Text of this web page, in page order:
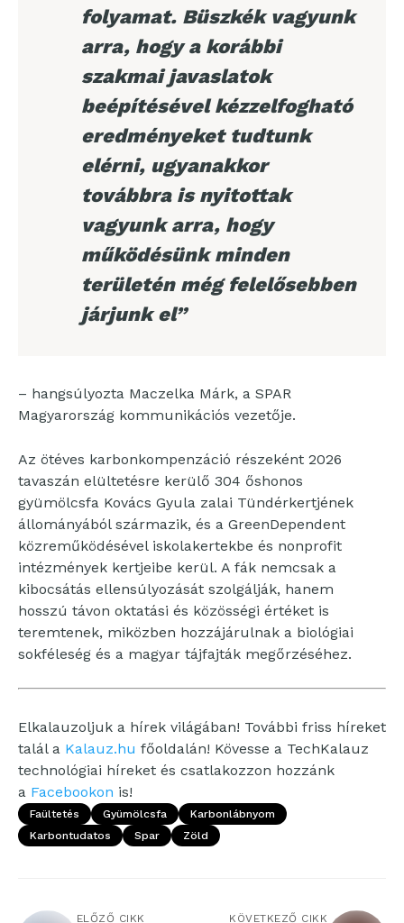
folyamat. Büszkék vagyunk
arra, hogy a korábbi
szakmai javaslatok
beépítésével kézzelfogható
eredményeket tudtunk
elérni, ugyanakkor
továbbra is nyitottak
vagyunk arra, hogy
működésünk minden
területén még felelősebben
járjunk el”
– hangsúlyozta Maczelka Márk, a SPAR
Magyarország kommunikációs vezetője.
Az ötéves karbonkompenzáció részeként 2026
tavaszán elültetésre kerülő 304 őshonos
gyümölcsfa Kovács Gyula zalai Tündérkertjének
állományából származik, és a GreenDependent
közreműködésével iskolakertekbe és nonprofit
intézmények kertjeibe kerül. A fák nemcsak a
kibocsátás ellensúlyozását szolgálják, hanem
hosszú távon oktatási és közösségi értéket is
teremtenek, miközben hozzájárulnak a biológiai
sokféleség és a magyar tájfajták megőrzéséhez.
Elkalauzoljuk a hírek világában! További friss híreket
talál a Kalauz.hu főoldalán! Kövesse a TechKalauz
technológiai híreket és csatlakozzon hozzánk
a Facebookon is!
Faültetés Gyümölcsfa
Karbonlábnyom
Karbontudatos
Spar Zöld
ELŐZŐ CIKK KÖVETKEZŐ CIKK